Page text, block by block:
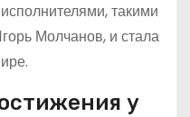
такими
Молчанов, и стала
у